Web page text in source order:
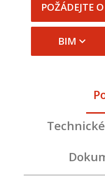
POŽÁDEJTE
BIM